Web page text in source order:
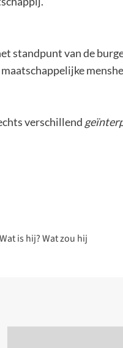
standpunt van de
verschillend
is hij? Wat zou hij